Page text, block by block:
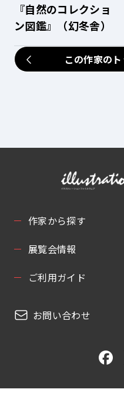
『自然のコレクショ
ン図鑑』（幻冬舎）
この作家の
作家から探す
展覧会情報
ご利用ガイド
お問い合わせ